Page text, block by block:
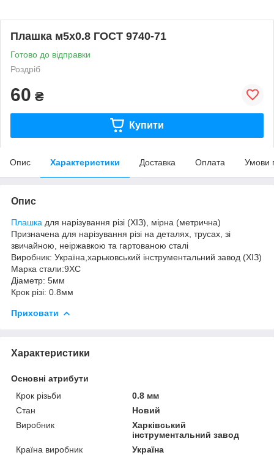
Плашка м5х0.8 ГОСТ 9740-71
Готово до відправки
Роздріб
60 ₴
Купити
Опис Характеристики Доставка Оплата Умови
Опис
Плашка для нарізування різі (ХІЗ), мірна (метрична)
Призначена для нарізування різі на деталях, трусах, зі
звичайною, неіржавкою та гартованою сталі
Виробник: Україна,харьковський інструментальний завод (ХІЗ)
Марка стали:9ХС
Діаметр: 5мм
Крок різі: 0.8мм
Приховати
Характеристики
Основні атрибути
Крок різьби
0.8 мм
Стан
Новий
Виробник
Харківський
інструментальний завод
Країна виробник
Україна